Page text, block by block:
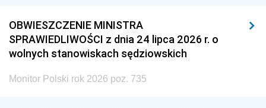
OBWIESZCZENIE MINISTRA
SPRAWIEDLIWOŚCI z dnia 24 lipca 2026 r. o
wolnych stanowiskach sędziowskich
Monitor Polski rok 2026 poz. 735